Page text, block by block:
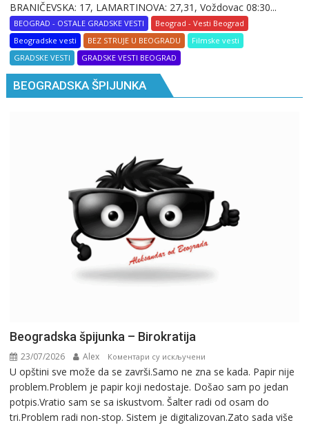
BRANIČEVSKA: 17, LAMARTINOVA: 27,31, Voždovac 08:30...
BEOGRAD - OSTALE GRADSKE VESTI
Beograd - Vesti Beograd
Beogradske vesti
BEZ STRUJE U BEOGRADU
Filmske vesti
GRADSKE VESTI
GRADSKE VESTI BEOGRAD
BEOGRADSKA ŠPIJUNKA
Beogradska špijunka – Birokratija
23/07/2026 Alex Коментари су искључени
Beogradska
špijunka
–
Birokratija
U opštini sve može da se završi.Samo ne zna se kada. Papir nije
problem.Problem je papir koji nedostaje. Došao sam po jedan
potpis.Vratio sam se sa iskustvom. Šalter radi od osam do
tri.Problem radi non-stop. Sistem je digitalizovan.Zato sada više